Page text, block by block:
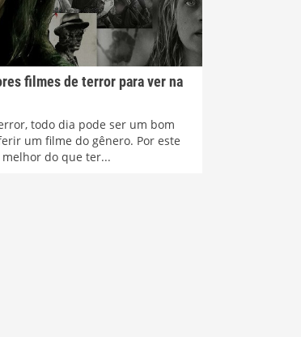
filmes de terror para ver na
todo dia pode ser um bom
um filme do gênero. Por este
do que ter...